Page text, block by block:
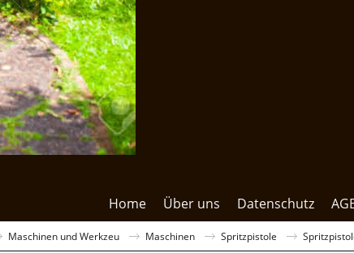
Home Über uns Datenschutz
Maschinen und Werkzeu Maschinen Spritzpistole